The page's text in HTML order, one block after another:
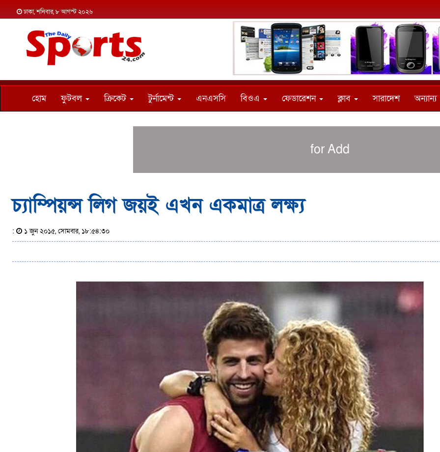
ঢাকা, শনিবার, ৮ আগস্ট ২০২৬
হোম ফুটবল ক্রিকেট টুর্নামেন্ট এনএসসি বিওএ ফেডারেশন ক্লাব সারাদেশ অন্যান্য
for Add
চ্যাম্পিয়ন্স লিগ জয়ই এখন একমাত্র লক্ষ্য
: ১ জুন ২০১৫, সোমবার, ১৮:৫৪:৩০